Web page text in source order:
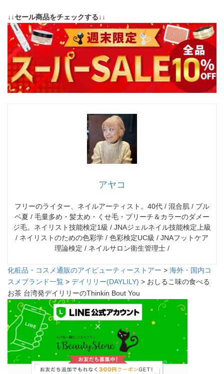
↓↓セール商品をチェックする↓↓
アヤコ
フリーのライター、ネイルアーティスト。40代 / 混合肌 / ブル
ベ夏 / 毛量多め・髪太め・くせ毛・ブリーチ＆カラーのダメー
ジ毛。ネイリスト技能検定1級 / JNAジェルネイル技能検定上級
/ ネイリストのための色彩学 / 色彩検定UC級 / JNAフットケア
理論検定 / ネイルサロン衛生管理士 /
化粧品・コスメ通販のアイビューティーストアー > 海外・国内コ
スメブランド一覧 > デイリリー(DAYLILY) > おしるこ味の食べる
お茶 台湾発デイリリーのThinkin Bout You